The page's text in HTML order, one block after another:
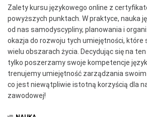
Zalety kursu językowego online z
powyższych punktach. W praktyce, nauka
od nas samodyscypliny, planowania i
okazja do rozwoju tych umiejętności, które
wielu obszarach życia. Decydując się na
tylko poszerzamy swoje kompetencje
trenujemy umiejętność zarządzania
co jest niewątpliwie istotną korzyścią dla
zawodowej!